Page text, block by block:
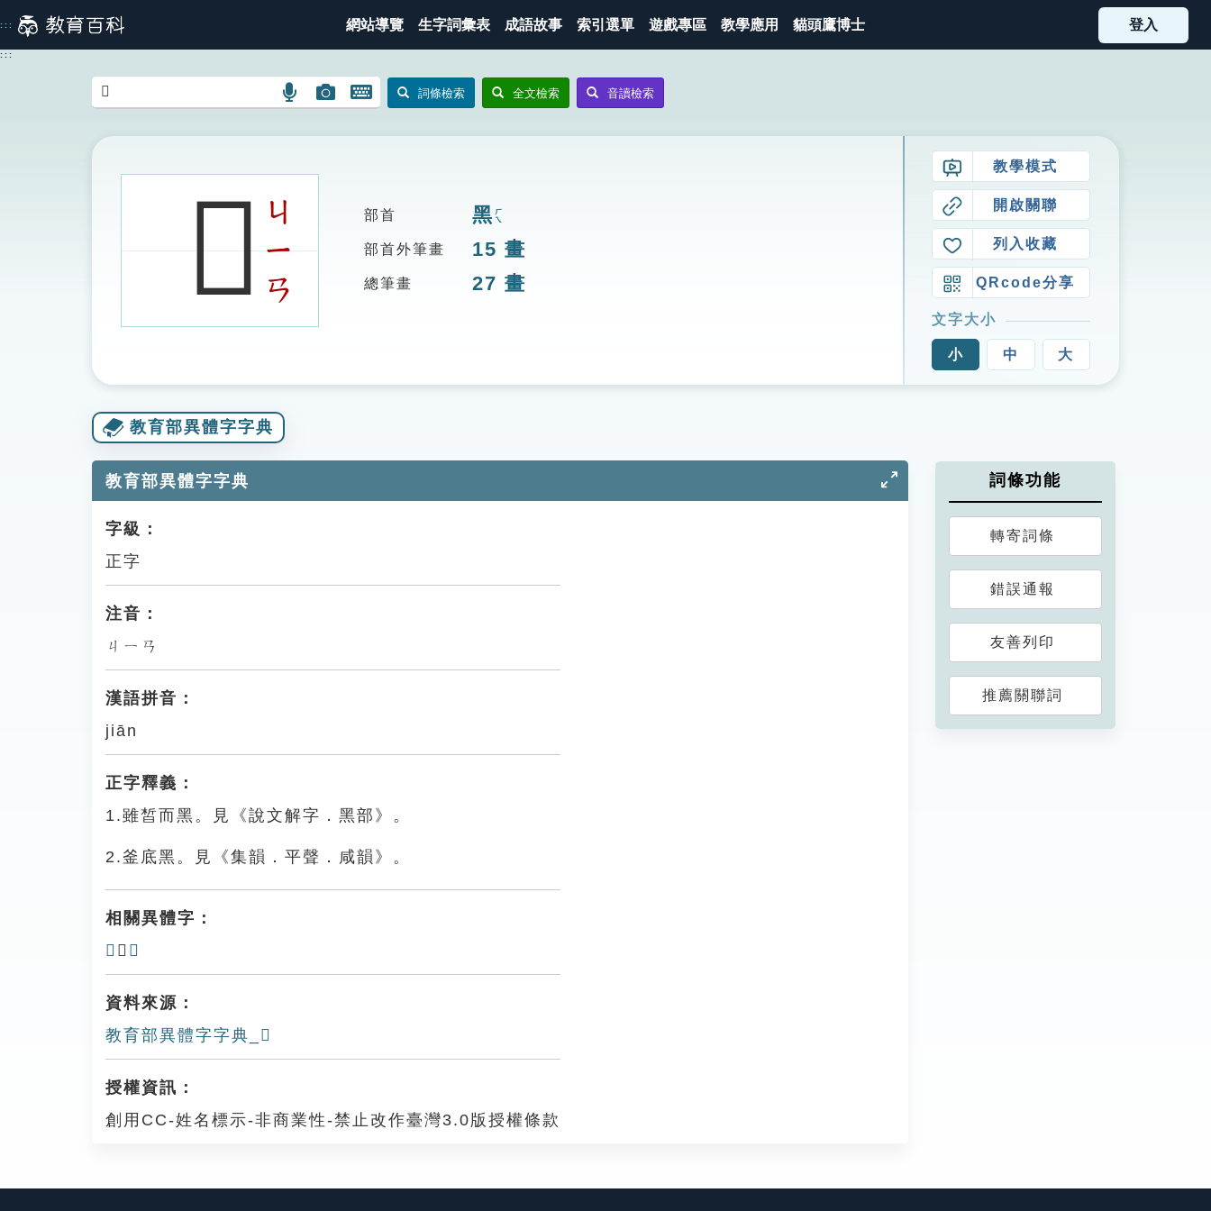
到
主
::: 網站導覽 生字詞彙表 成語故事 索引選單 遊戲專區 教學應用 貓頭鷹博士 登入
:::
語
搜
圖
圖
搜
開
鍵
詞條檢索 全文檢索 音讀檢索
𪒹ㄐ
ㄧ
ㄢ
部首 黑ㄏㄟ
部首外筆畫 15 畫
總筆畫 27 畫
教學模式
開啟關聯
列入收藏
QRcode分享
文字大小
小 中 大
教育部異體字字典
教育部異體字字典
字級：
正字
注音：
ㄐㄧㄢ
漢語拼音：
jiān
正字釋義：
1.雖皙而黑。見《說文解字．黑部》。
2.釜底黑。見《集韻．平聲．咸韻》。
相關異體字：
𪒯 、 黬
資料來源：
教育部異體字字典_𪒹
授權資訊：
創用CC-姓名標示-非商業性-禁止改作臺灣3.0版授權條款
詞條功能
轉寄詞條
錯誤通報
友善列印
推薦關聯詞